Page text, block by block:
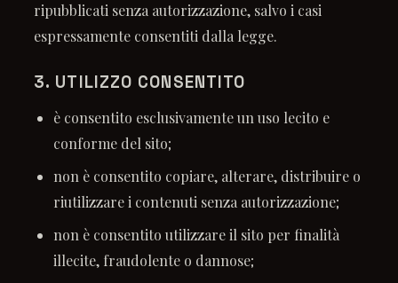
ripubblicati senza autorizzazione, salvo i casi
espressamente consentiti dalla legge.
3. UTILIZZO CONSENTITO
è consentito esclusivamente un uso lecito e
conforme del sito;
non è consentito copiare, alterare, distribuire o
riutilizzare i contenuti senza autorizzazione;
non è consentito utilizzare il sito per finalità
illecite, fraudolente o dannose;